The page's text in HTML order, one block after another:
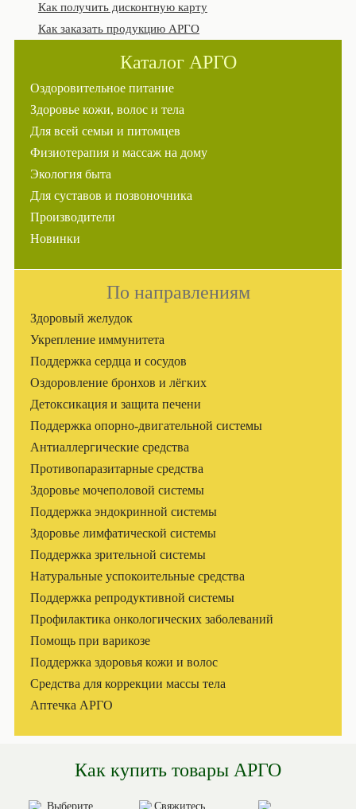
Как получить дисконтную карту
Как заказать продукцию АРГО
Каталог АРГО
Оздоровительное питание
Здоровье кожи, волос и тела
Для всей семьи и питомцев
Физиотерапия и массаж на дому
Экология быта
Для суставов и позвоночника
Производители
Новинки
По направлениям
Здоровый желудок
Укрепление иммунитета
Поддержка сердца и сосудов
Оздоровление бронхов и лёгких
Детоксикация и защита печени
Поддержка опорно-двигательной системы
Антиаллергические средства
Противопаразитарные средства
Здоровье мочеполовой системы
Поддержка эндокринной системы
Здоровье лимфатической системы
Поддержка зрительной системы
Натуральные успокоительные средства
Поддержка репродуктивной системы
Профилактика онкологических заболеваний
Помощь при варикозе
Поддержка здоровья кожи и волос
Средства для коррекции массы тела
Аптечка АРГО
Как купить товары АРГО